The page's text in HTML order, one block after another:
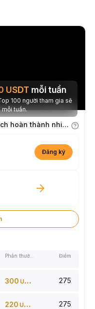
USDT mỗi tuần
gia sẽ
USDT mỗi tuần.
Kiếm Điểm kinh nghiệm bằng cách hoàn thành nhiệm vụ
Đăng ký
Điểm
300 USDT 275
220 USDT 275